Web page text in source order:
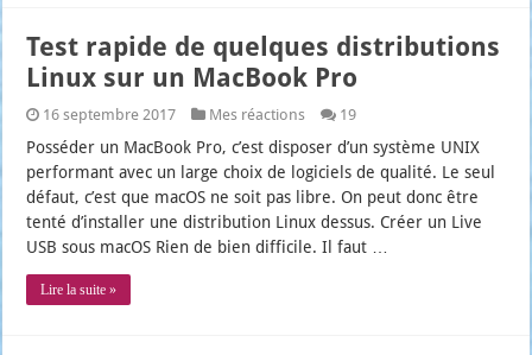
Test rapide de quelques distributions
Linux sur un MacBook Pro
16 septembre 2017 Mes réactions 19
Pos­sé­der un Mac­Book Pro, c’est dis­po­ser d’un sys­tème UNIX
per­for­mant avec un large choix de logi­ciels de qua­li­té. Le seul
défaut, c’est que macOS ne soit pas libre. On peut donc être
ten­té d’ins­tal­ler une dis­tri­bu­tion Linux des­sus. Créer un Live
USB sous macOS Rien de bien dif­fi­cile. Il faut …
Lire la suite »